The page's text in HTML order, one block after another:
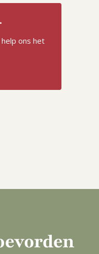
ons het